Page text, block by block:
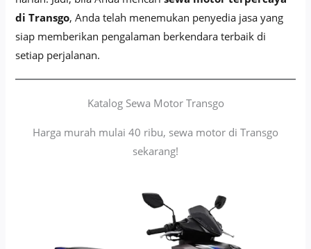
di Transgo, Anda telah menemukan penyedia jasa yang
siap memberikan pengalaman berkendara terbaik di
setiap perjalanan.
Katalog Sewa Motor Transgo
Harga murah mulai 40 ribu, sewa motor di Transgo
sekarang!